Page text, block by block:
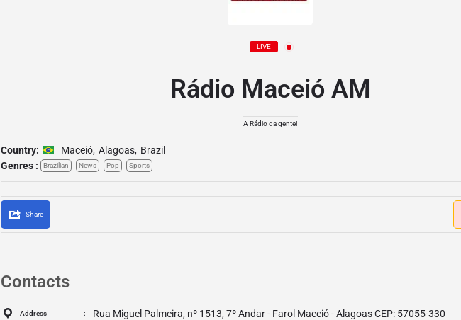
LIVE
Rádio Maceió AM
A Rádio da gente!
Country: Maceió, Alagoas, Brazil
Genres :
Brazilian News Pop Sports
Share
Contacts
Address Rua Miguel Palmeira, nº 1513, 7º Andar - Farol Maceió - Alagoas CEP: 57055-330